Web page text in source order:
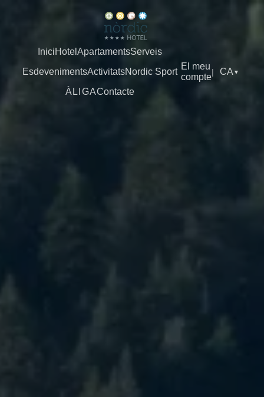
IniciHotel ApartamentsServeis
EsdevenimentsActivitatsNordic Sport
ÀLIGAContacte
El meu
compte| CA ▼